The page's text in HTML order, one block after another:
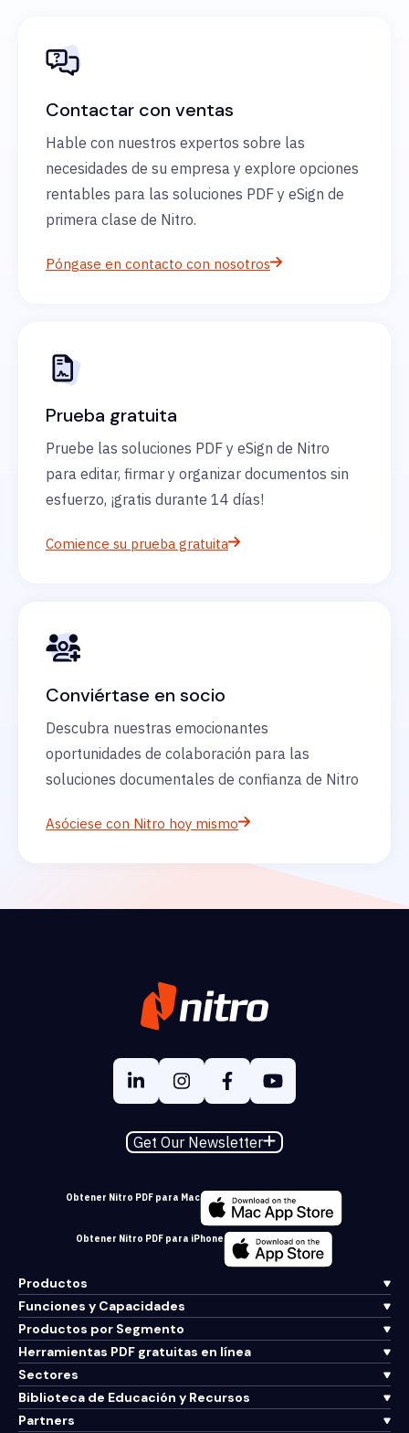
Contactar con ventas
Hable con nuestros expertos sobre las
necesidades de su empresa y explore opciones
rentables para las soluciones PDF y eSign de
primera clase de Nitro.
Póngase en contacto con nosotros
Prueba gratuita
Pruebe las soluciones PDF y eSign de Nitro
para editar, firmar y organizar documentos sin
esfuerzo, ¡gratis durante 14 días!
Comience su prueba gratuita
Conviértase en socio
Descubra nuestras emocionantes
oportunidades de colaboración para las
soluciones documentales de confianza de Nitro
Asóciese con Nitro hoy mismo
Get Our Newsletter
Obtener Nitro PDF para Mac
Obtener Nitro PDF para iPhone
Productos
Funciones y Capacidades
Productos por Segmento
Herramientas PDF gratuitas en línea
Sectores
Biblioteca de Educación y Recursos
Partners